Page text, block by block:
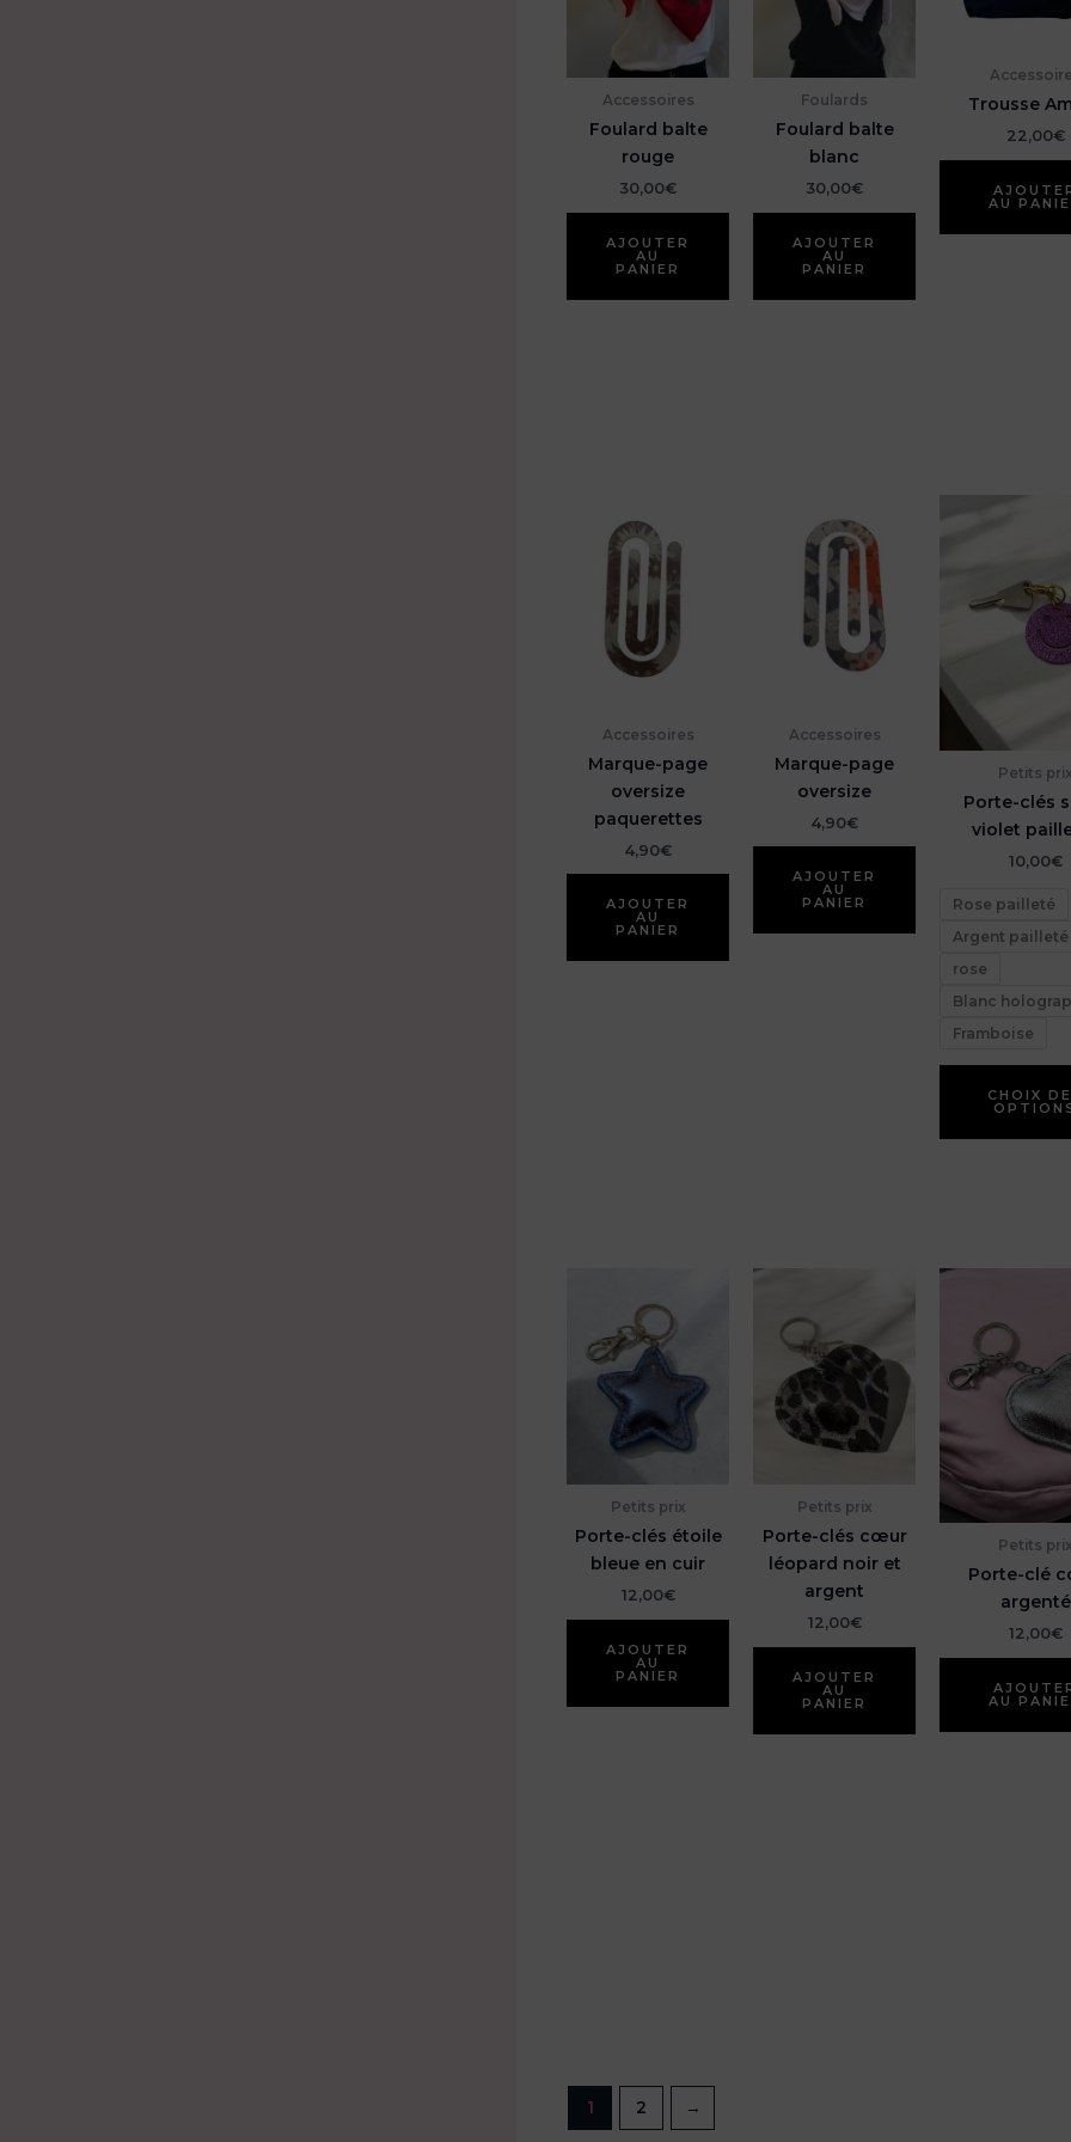
Accessoires
Foulard balte
rouge
30,00€
AJOUTER
AU
PANIER
Foulards
Foulard balte
blanc
30,00€
AJOUTER
AU
PANIER
Trousse
22,00€
AU
Accessoires
Marque-page
oversize
paquerettes
4,90€
AJOUTER
AU
PANIER
Accessoires
Marque-page
oversize
4,90€
AJOUTER
AU
PANIER
Petits prix
Porte-clés
violet
10,00€
Rose pailleté
Argent pailleté
rose
Blanc
Framboise
CHOIX
Petits prix
Porte-clés étoile
bleue en cuir
12,00€
AJOUTER
AU
PANIER
Petits prix
Porte-clés cœur
léopard noir et
argent
12,00€
AJOUTER
AU
PANIER
Petits prix
Porte-clé
argenté
12,00€
AU
1 2 →